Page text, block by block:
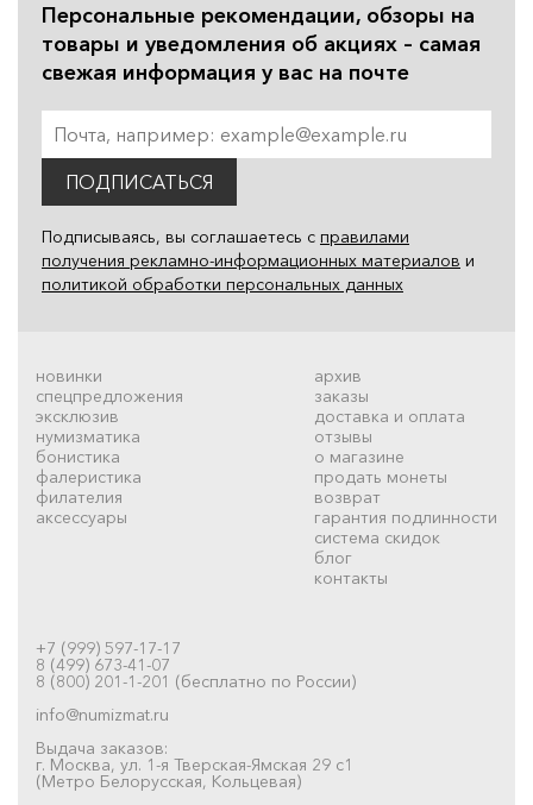
Персональные рекомендации, обзоры на
товары и уведомления об акциях – самая
свежая информация у вас на почте
ПОДПИСАТЬСЯ
Подписываясь, вы соглашаетесь с правилами
получения рекламно-информационных материалов и
политикой обработки персональных данных
новинки
спецпредложения
эксклюзив
нумизматика
бонистика
фалеристика
филателия
аксессуары
архив
заказы
доставка и оплата
отзывы
о магазине
продать монеты
возврат
гарантия подлинности
система скидок
блог
контакты
+7 (999) 597-17-17
8 (499) 673-41-07
8 (800) 201-1-201 (бесплатно по России)
info@numizmat.ru
Выдача заказов:
г. Москва, ул. 1-я Тверская-Ямская 29 с1
(Метро Белорусская, Кольцевая)